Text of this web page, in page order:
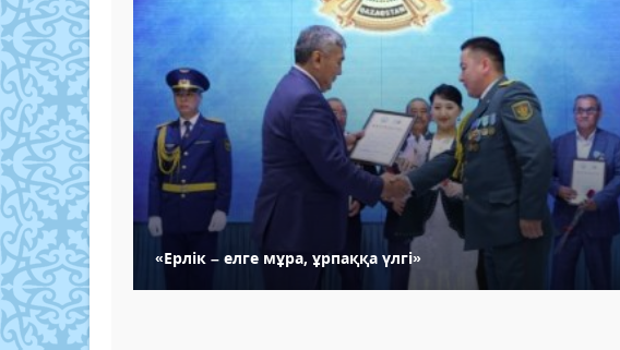
«Ерлік – елге мұра, ұрпаққа үлгі»